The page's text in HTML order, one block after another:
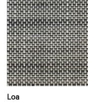
Loa